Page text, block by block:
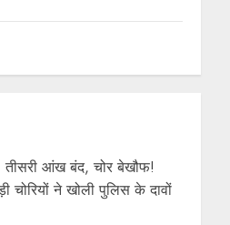
आंख बंद, चोर बेखौफ!
चोरियों ने खोली पुलिस के दावों